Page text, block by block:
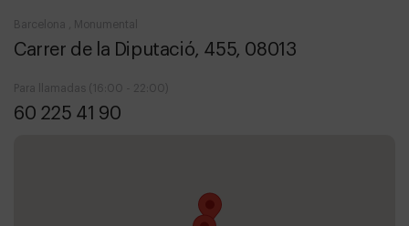
Barcelona , Monumental
Carrer de la Diputació, 455, 08013
Para llamadas (16:00 - 22:00)
60 225 41 90